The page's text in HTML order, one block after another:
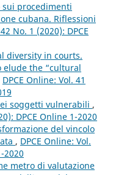
procedimenti
cubana. Riflessioni
No. 1 (2020): DPCE
diversity in courts.
elude the “cultural
DPCE Online: Vol. 41
soggetti vulnerabili ,
DPCE Online 1-2020
del vincolo
, DPCE Online: Vol.
2020
metro di valutazione